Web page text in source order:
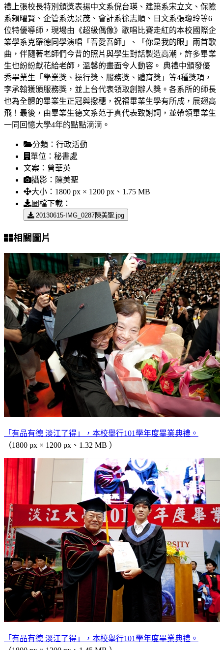
禮上張校長特別頒獎表揚中文系倪台瑛、建築系宋立文、保險
系賴曜賢、企管系沈景茂、會計系徐志順、日文系張瓊玲等6
位特優導師，現場由《超級偶像》歌唱比賽走紅的本校國際企
業學系克羅德同學演唱「吾愛吾師」、「你是我的眼」兩首歌
曲，伴隨著老師們今昔的照片與學生對話製造高潮，許多畢業
生也紛紛獻花給老師，溫馨的畫面令人動容。 典禮中頒發優
秀畢業生「學業獎、操行獎、服務獎、體育獎」等4種獎項，
李承翰獲頒服務獎，並上台代表領取創辦人獎。各系所的師長
也為全體的畢業生正冠與撥穗，祝福畢業生學有所成，展翅高
飛！最後，由畢業生德文系范于真代表致謝詞，並帶領畢業生
一同回憶大學4年的點點滴滴。
分類： 行政活動
單位： 秘書處
文案： 曾華英
攝影： 陳美聖
大小： 1800 px × 1200 px、1.75 MB
圖檔下載：
20130615-IMG_0287陳美聖.jpg
相關圖片
「有品有德 淡江了得」，本校舉行101學年度畢業典禮。
（1800 px × 1200 px、1.32 MB ）
「有品有德 淡江了得」，本校舉行101學年度畢業典禮。